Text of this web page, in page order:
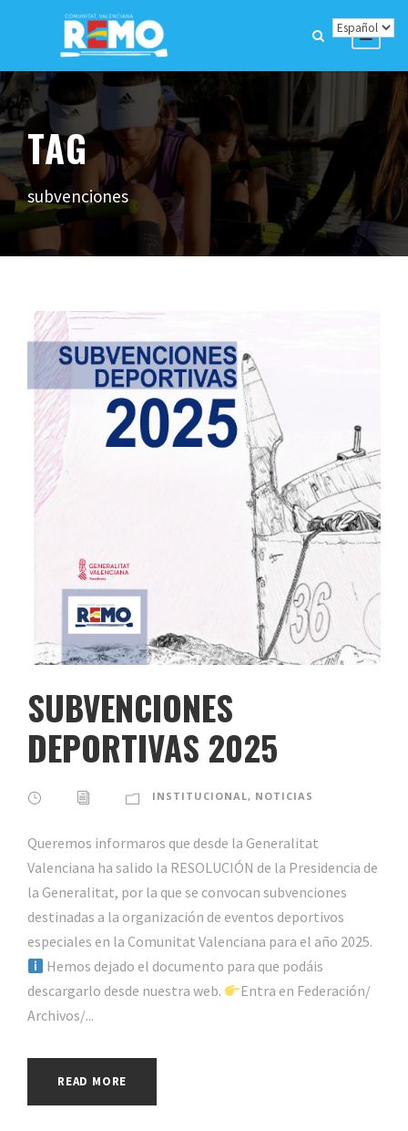
TAG
subvenciones
SUBVENCIONES
DEPORTIVAS 2025
INSTITUCIONAL, NOTICIAS
Queremos informaros que desde la Generalitat
Valenciana ha salido la RESOLUCIÓN de la Presidencia de
la Generalitat, por la que se convocan subvenciones
destinadas a la organización de eventos deportivos
especiales en la Comunitat Valenciana para el año 2025.
Hemos dejado el documento para que podáis
descargarlo desde nuestra web.
Entra en Federación/
Archivos/...
READ MORE